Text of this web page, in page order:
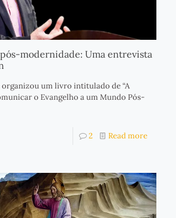
modernidade: Uma entrevista
um livro intitulado de “A
o Evangelho a um Mundo Pós-
2 Read more